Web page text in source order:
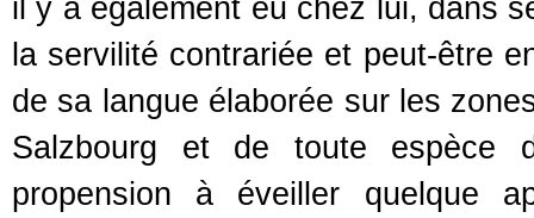
il y a également eu chez lui, dans
la servilité contrariée et peut-être
de sa langue élaborée sur les
Salzbourg et de toute espèce
propension à éveiller quelque